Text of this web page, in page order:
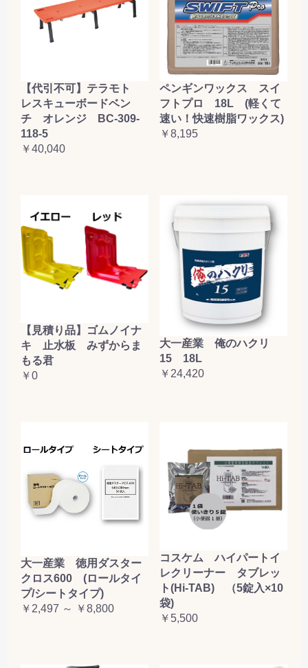
【代引不可】テラモト
レスキューボードベン
チ オレンジ BC-309-
118-5
￥40,040
ペンギンワックス スイ
フトプロ 18L (軽くて
速い！快速樹脂ワックス)
￥8,195
【見積り品】ゴムノイナ
キ 止水板 みずからま
もる君
￥0
大一産業 俺のハクリ
15 18L
￥24,420
大一産業 徳用ダスター
クロス600 (ロールタイ
プ/シートタイプ)
￥2,497 ～ ￥8,800
コスケム ハイパートイ
レクリーナー タブレッ
ト(Hi-TAB) （5錠入×10
袋)
￥5,500